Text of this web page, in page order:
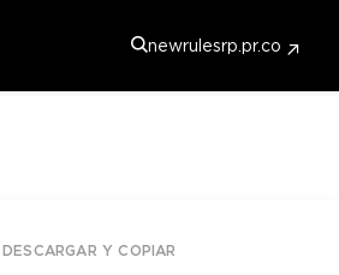
newrulesrp.pr.co
DESCARGAR Y COPIAR